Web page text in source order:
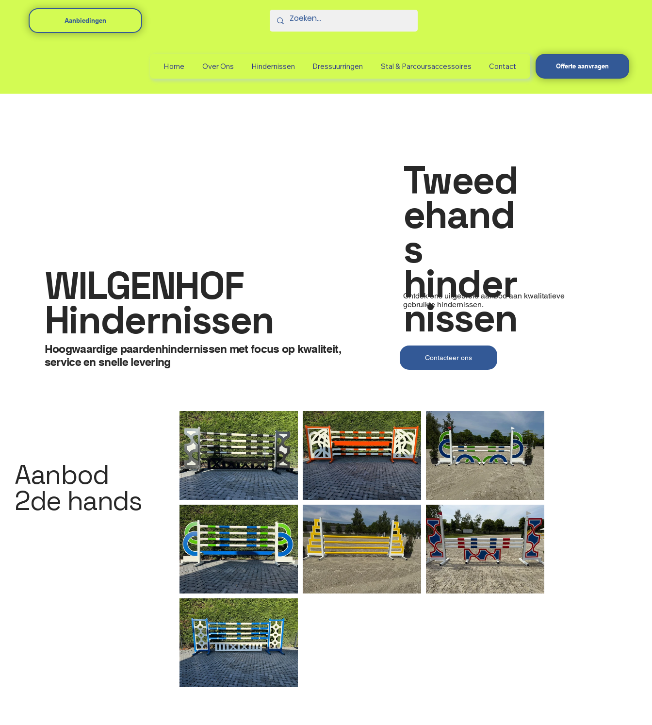
Home Over Ons Hindernissen Dressuurringen Stal & Parcoursaccessoires Contact
Aanbiedingen
Offerte aanvragen
WILGENHOF
Hindernissen
Hoogwaardige paardenhindernissen met focus op kwaliteit,
service en snelle levering
Tweed
ehand
s
hinder
nissen
Ontdek ons uitgebreid aanbod aan kwalitatieve
gebruikte hindernissen.
Contacteer ons
Aanbod
2de hands